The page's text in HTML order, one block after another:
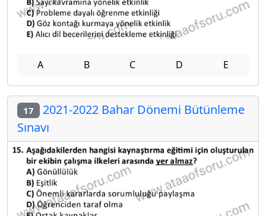
A B C D E
17 2021-2022 Bahar Dönemi Bütünleme
Sınavı